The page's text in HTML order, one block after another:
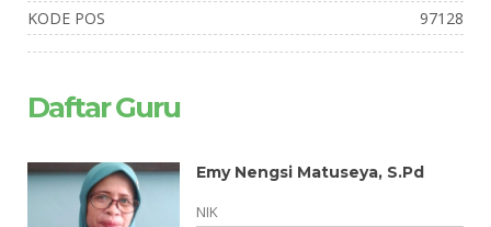
KODE POS
97128
Daftar Guru
Emy Nengsi Matuseya, S.Pd
NIK